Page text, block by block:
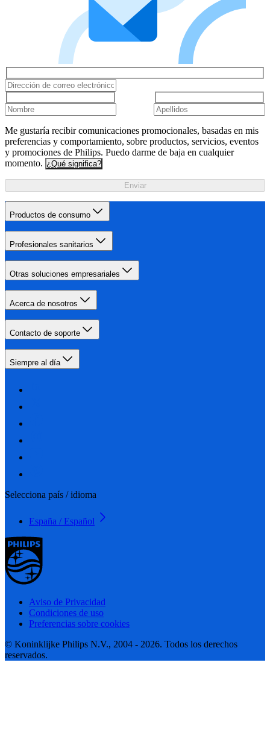
Me gustaría recibir comunicaciones promocionales, basadas en mis
preferencias y comportamiento, sobre productos, servicios, eventos
y promociones de Philips. Puedo darme de baja en cualquier
momento. ¿Qué significa?
Enviar
Productos de consumo
Profesionales sanitarios
Otras soluciones empresariales
Acerca de nosotros
Contacto de soporte
Siempre al día
Selecciona país / idioma
España / Español
Aviso de Privacidad
Condiciones de uso
Preferencias sobre cookies
© Koninklijke Philips N.V., 2004 - 2026. Todos los derechos
reservados.